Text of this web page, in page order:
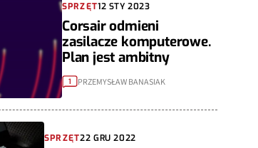
SPRZĘT12 STY 2023
Corsair odmieni
zasilacze komputerowe.
Plan jest ambitny
1 PRZEMYSŁAW BANASIAK
SPRZĘT22 GRU 2022